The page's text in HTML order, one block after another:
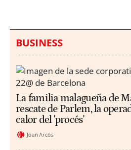
BUSINESS
La familia malagueña de
rescate de Parlem, la
calor del 'procés'
Joan Arcos